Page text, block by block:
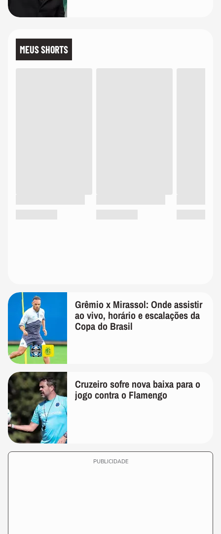
MEUS SHORTS
Grêmio x Mirassol: Onde assistir
ao vivo, horário e escalações da
Copa do Brasil
Cruzeiro sofre nova baixa para o
jogo contra o Flamengo
PUBLICIDADE